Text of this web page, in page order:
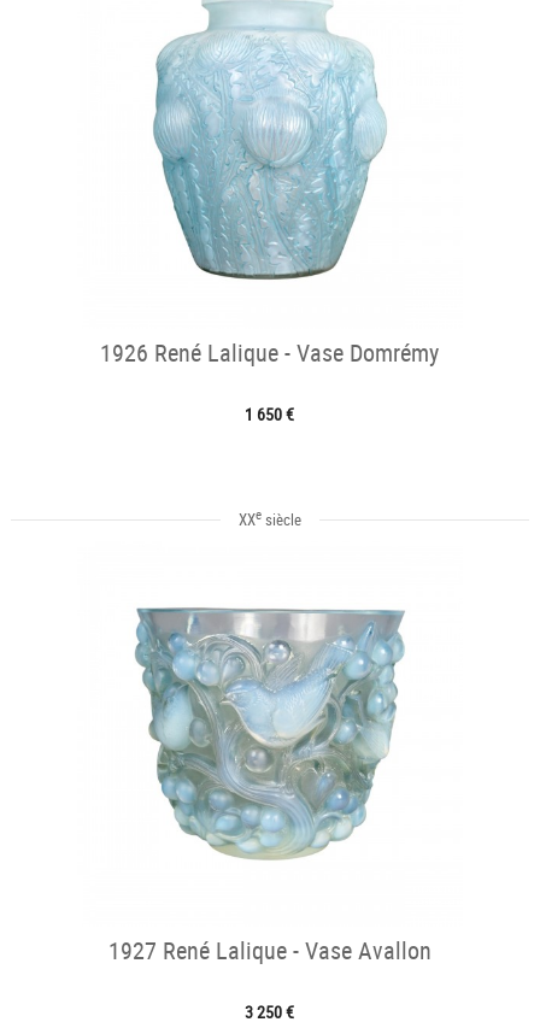
1926 René Lalique - Vase Domrémy
1 650 €
XXesiècle
1927 René Lalique - Vase Avallon
3 250 €